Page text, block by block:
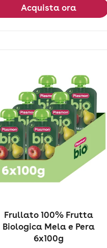
Acquista ora
Frullato 100% Frutta
Biologica Mela e Pera
6x100g